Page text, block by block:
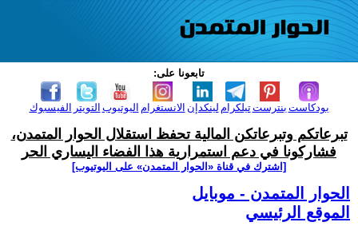
تابعونا على:
الفيسبوك التويتر اليوتيوب الانستغرام لينكدإن تيلكرامبنترست بودكاست
تبرعاتكم وتبرعاتكن المالية تحفظ استقلال الحوار المتمدن،
فشاركونا في دعم استمرارية هذا الفضاء اليساري الحر
[اشترك في قناة ‫«الحوار المتمدن» على اليوتيوب]
الحوار المتمدن - موبايل
الموقع الرئيسي